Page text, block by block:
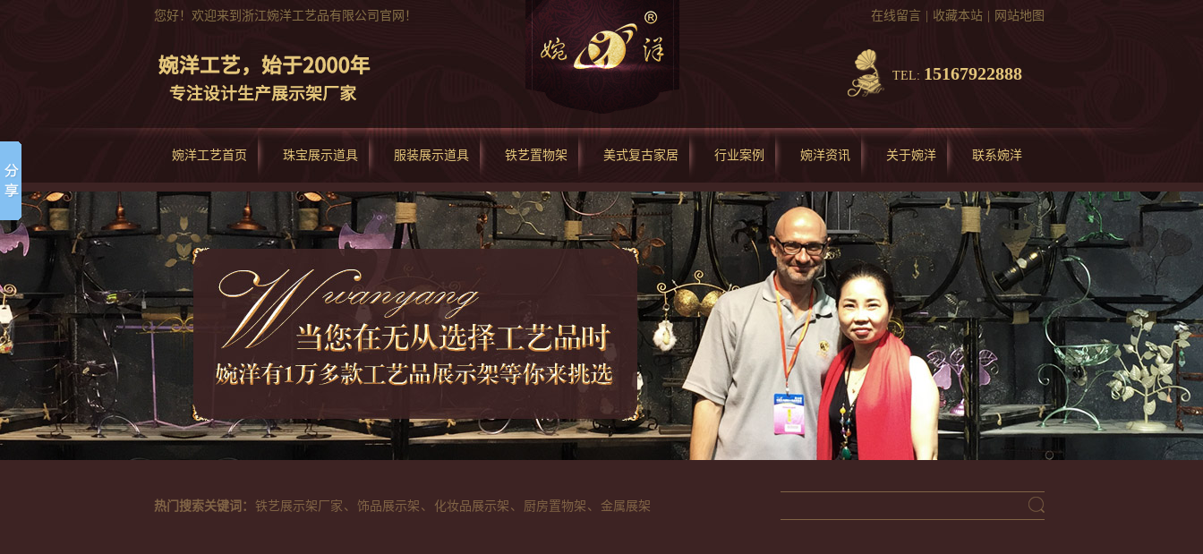
在线留言 收藏本站 网站地图
您好！欢迎来到浙江婉洋工艺品有限公司官网！
TEL: 15167922888
婉洋工艺首页 珠宝展示道具 服装展示道具 铁艺置物架 美式复古家居 行业案例 婉洋资讯 关于婉洋 联系婉洋
产品中心
热门搜索关键词： 铁艺展示架厂家 、 饰品展示架 、 化妆品展示架 、 厨房置物架 、 金属展架